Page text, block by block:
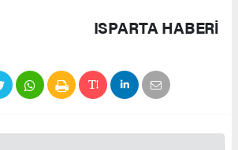
ISPARTA HABERİ